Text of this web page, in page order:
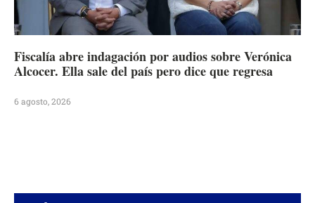
Fiscalía abre indagación por audios sobre Verónica
Alcocer. Ella sale del país pero dice que regresa
6 agosto, 2026